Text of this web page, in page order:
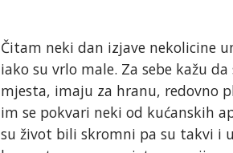
Čitam neki dan izjave nekolicine
iako su vrlo male. Za sebe kažu
mjesta, imaju za hranu, redovno
im se pokvari neki od kućanskih
su život bili skromni pa su takvi i